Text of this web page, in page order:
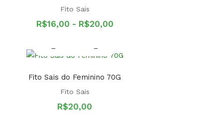
Fito Sais
R$16,00 - R$20,00Faixa
a
Fito Sais do Feminino 70G
Fito Sais
R$20,00